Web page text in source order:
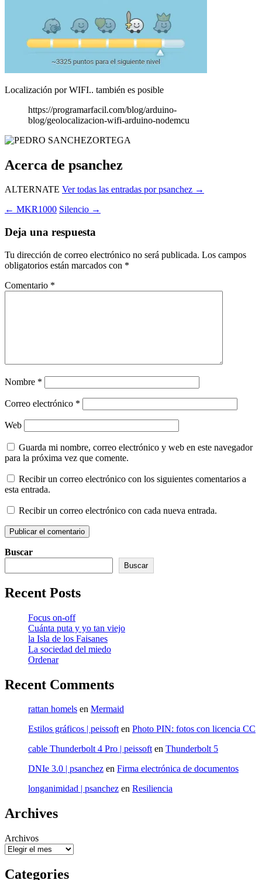
Localización por WIFI.. también es posible
https://programarfacil.com/blog/arduino-
blog/geolocalizacion-wifi-arduino-nodemcu
Acerca de psanchez
ALTERNATE Ver todas las entradas por psanchez →
Navegación
de
entradas
← MKR1000 Silencio →
Deja una respuesta
Tu dirección de correo electrónico no será publicada. Los campos
obligatorios están marcados con *
Comentario *
Nombre *
Correo electrónico *
Web
Guarda mi nombre, correo electrónico y web en este navegador
para la próxima vez que comente.
Recibir un correo electrónico con los siguientes comentarios a
esta entrada.
Recibir un correo electrónico con cada nueva entrada.
Buscar
Buscar
Recent Posts
Focus on-off
Cuánta puta y yo tan viejo
la Isla de los Faisanes
La sociedad del miedo
Ordenar
Recent Comments
rattan homels en Mermaid
Estilos gráficos | peissoften Photo PIN: fotos con licencia CC
cable Thunderbolt 4 Pro | peissoften Thunderbolt 5
DNIe 3.0 | psanchez en Firma electrónica de documentos
longanimidad | psanchez en Resiliencia
Archives
Archivos
Categories